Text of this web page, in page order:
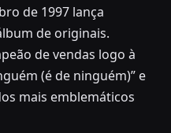
de 1997 lança
de originais.
de vendas logo à
(é de ninguém)” e
mais emblemáticos